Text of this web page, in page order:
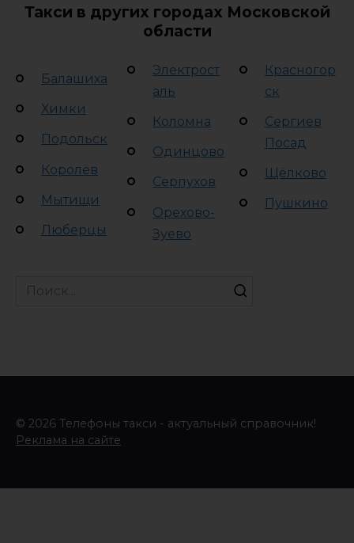
Такси в других городах Московской
области
Балашиха
Химки
Подольск
Королёв
Мытищи
Люберцы
Электрост
аль
Коломна
Одинцово
Серпухов
Орехово-
Зуево
Красногор
ск
Сергиев
Посад
Щёлково
Пушкино
Search
© 2026 Телефоны такси - актуальный справочник!
Реклама на сайте